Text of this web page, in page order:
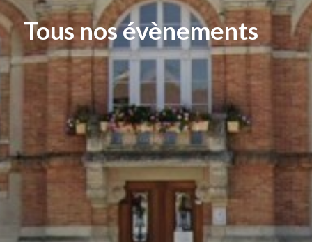
Tous nos évènements